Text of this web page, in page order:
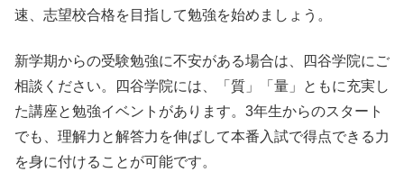
速、志望校合格を目指して勉強を始めましょう。
新学期からの受験勉強に不安がある場合は、四谷学院にご
相談ください。四谷学院には、「質」「量」ともに充実し
た講座と勉強イベントがあります。3年生からのスタート
でも、理解力と解答力を伸ばして本番入試で得点できる力
を身に付けることが可能です。